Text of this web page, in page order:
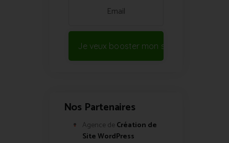
Je veux booster mon site !
Nos Partenaires
Agence de Création de
Site WordPress